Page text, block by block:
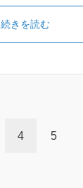
続きを読む
4 5